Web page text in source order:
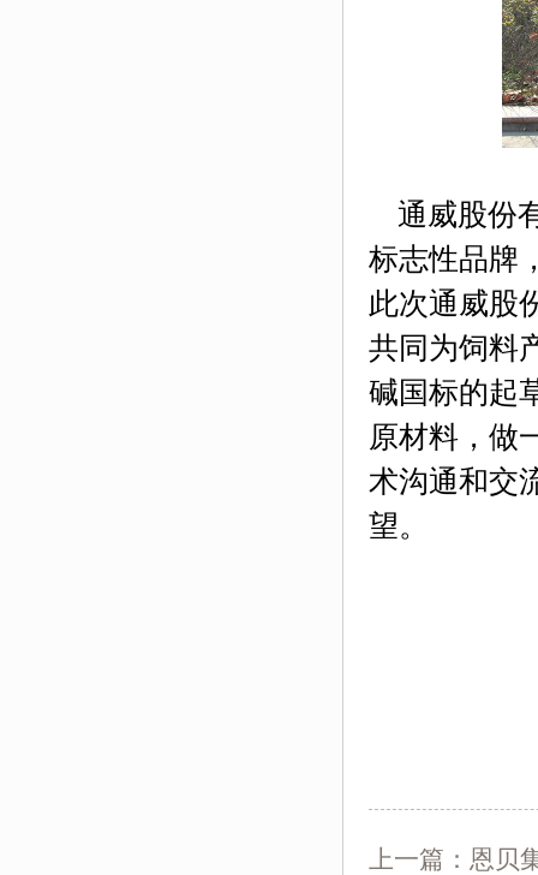
通威股份
标志性品牌
此次通威股
共同为饲料
碱国标的起
原材料，做
术沟通和交
望。
上一篇： 恩贝